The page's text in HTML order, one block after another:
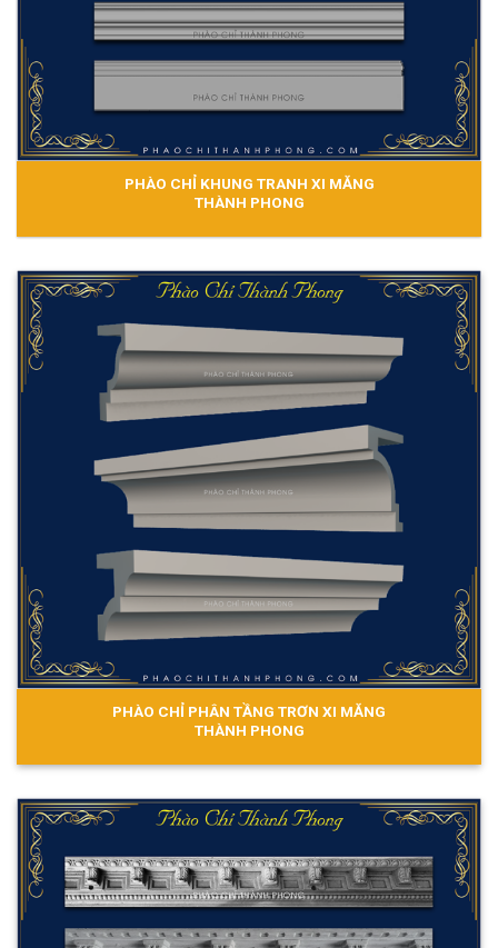
PHÀO CHỈ KHUNG TRANH XI MĂNG
THÀNH PHONG
PHÀO CHỈ PHÂN TẦNG TRƠN XI MĂNG
THÀNH PHONG